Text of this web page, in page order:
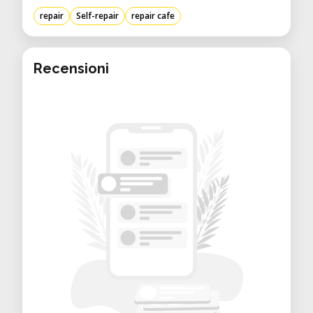
condivisione delle conoscenze e la
sostenibilità.
L’evoluzione del Repair Café Trento nel
• Eventi bimestrali in Piazza Garzetti, in
concomitanza con il mercatino dei
• Sessioni di formazione per volontari,
repair Self-repair repair cafe
Recensioni